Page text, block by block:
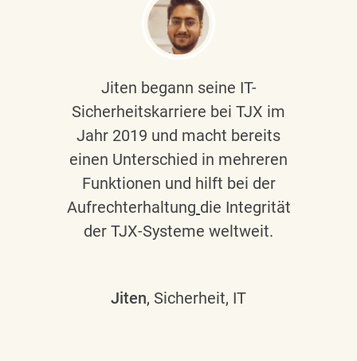
Jiten begann seine IT-
Sicherheitskarriere bei TJX im
Jahr 2019 und macht bereits
einen Unterschied in mehreren
Funktionen und hilft bei der
Aufrechterhaltung die Integrität
der TJX-Systeme weltweit.
Jiten, Sicherheit, IT